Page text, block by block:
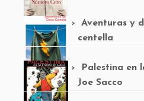
Aventuras y
centella
Palestina en
Joe Sacco